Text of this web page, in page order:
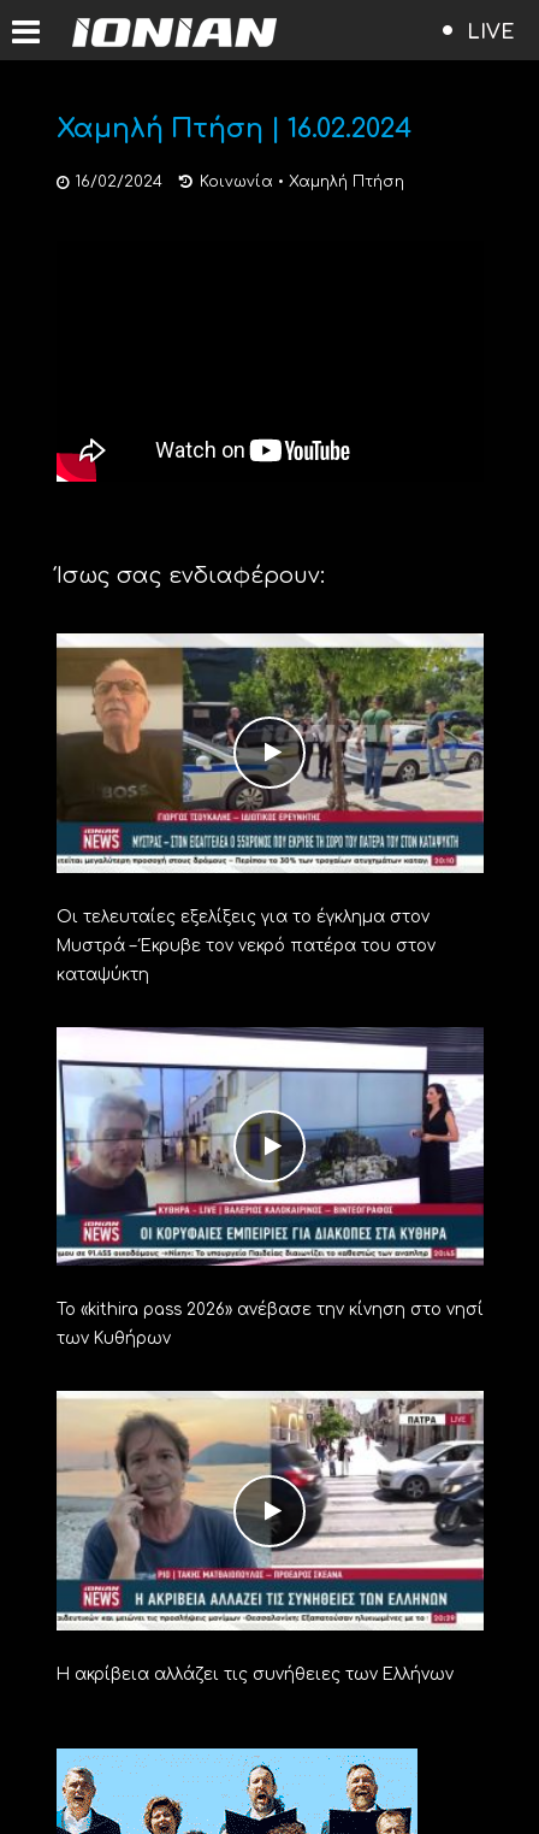
LIVE
Χαμηλή Πτήση | 16.02.2024
16/02/2024 Κοινωνία • Χαμηλή Πτήση
Ίσως σας ενδιαφέρουν:
Οι τελευταίες εξελίξεις για το έγκλημα στον
Μυστρά – Έκρυβε τον νεκρό πατέρα του στον
καταψύκτη
Το «kithira pass 2026» ανέβασε την κίνηση στο νησί
των Κυθήρων
Η ακρίβεια αλλάζει τις συνήθειες των Ελλήνων